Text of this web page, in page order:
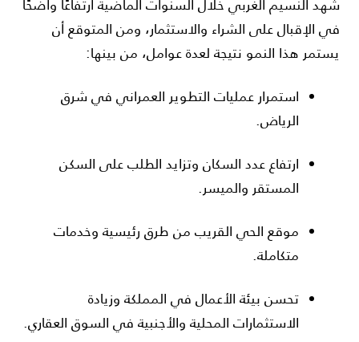
شهد النسيم الغربي خلال السنوات الماضية ارتفاعًا واضحًا
في الإقبال على الشراء والاستثمار، ومن المتوقع أن
يستمر هذا النمو نتيجة لعدة عوامل، من بينها:
استمرار عمليات التطوير العمراني في شرق
الرياض.
ارتفاع عدد السكان وتزايد الطلب على السكن
المستقر والميسر.
موقع الحي القريب من طرق رئيسية وخدمات
متكاملة.
تحسن بيئة الأعمال في المملكة وزيادة
الاستثمارات المحلية والأجنبية في السوق العقاري.